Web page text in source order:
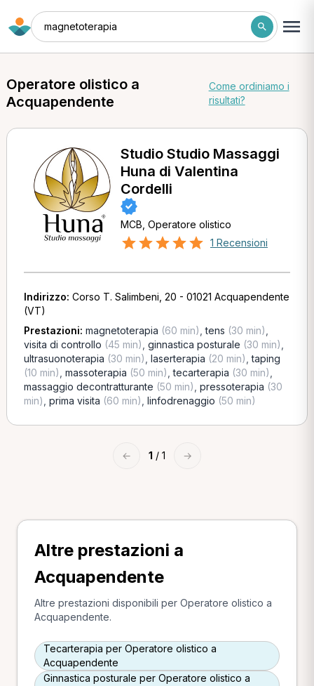
magnetoterapia
Operatore olistico a
Acquapendente
Come ordiniamo i
risultati?
Studio Studio Massaggi
Huna di Valentina
Cordelli
MCB, Operatore olistico
1 Recensioni
Indirizzo: Corso T. Salimbeni, 20 - 01021 Acquapendente
(VT)
Prestazioni: magnetoterapia (60 min) ,tens (30 min)
visita di controllo (45 min) ginnastica posturale (30 min)
ultrasuonoterapia (30 min) laserterapia (20 min) ,taping
(10 min) massoterapia (50 min) ,tecarterapia (30 min)
massaggio decontratturante (50 min) pressoterapia (30
min) prima visita (60 min) linfodrenaggio (50 min)
← 1 / 1 →
Altre prestazioni a
Acquapendente
Altre prestazioni disponibili per Operatore olistico a
Acquapendente.
Tecarterapia per Operatore olistico a
Acquapendente
Ginnastica posturale per Operatore olistico a